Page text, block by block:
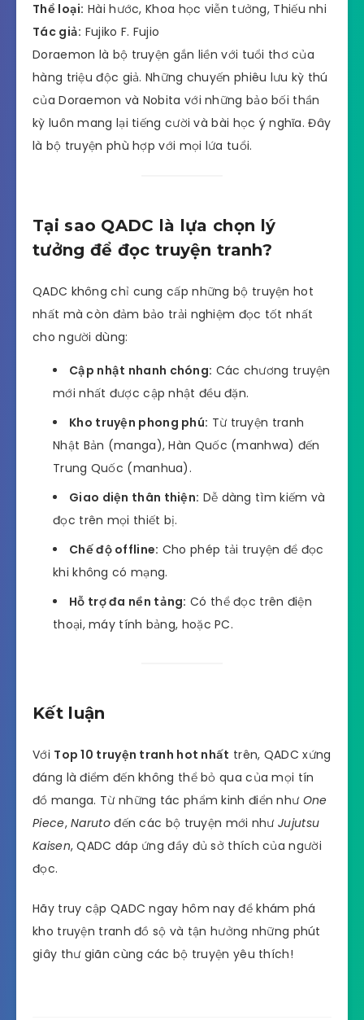
Thể loại: Hài hước, Khoa học viễn tưởng, Thiếu nhi
Tác giả: Fujiko F. Fujio
Doraemon là bộ truyện gắn liền với tuổi thơ của
hàng triệu độc giả. Những chuyến phiêu lưu kỳ thú
của Doraemon và Nobita với những bảo bối thần
kỳ luôn mang lại tiếng cười và bài học ý nghĩa. Đây
là bộ truyện phù hợp với mọi lứa tuổi.
Tại sao QADC là lựa chọn lý
tưởng để đọc truyện tranh?
QADC không chỉ cung cấp những bộ truyện hot
nhất mà còn đảm bảo trải nghiệm đọc tốt nhất
cho người dùng:
Cập nhật nhanh chóng: Các chương truyện
mới nhất được cập nhật đều đặn.
Kho truyện phong phú: Từ truyện tranh
Nhật Bản (manga), Hàn Quốc (manhwa) đến
Trung Quốc (manhua).
Giao diện thân thiện: Dễ dàng tìm kiếm và
đọc trên mọi thiết bị.
Chế độ offline: Cho phép tải truyện để đọc
khi không có mạng.
Hỗ trợ đa nền tảng: Có thể đọc trên điện
thoại, máy tính bảng, hoặc PC.
Kết luận
Với Top 10 truyện tranh hot nhất trên, QADC xứng
đáng là điểm đến không thể bỏ qua của mọi tín
đồ manga. Từ những tác phẩm kinh điển như One
Piece,Narutođến các bộ truyện mới nhưJujutsu
Kaisen, QADC đáp ứng đầy đủ sở thích của người
đọc.
Hãy truy cập QADC ngay hôm nay để khám phá
kho truyện tranh đồ sộ và tận hưởng những phút
giây thư giãn cùng các bộ truyện yêu thích!